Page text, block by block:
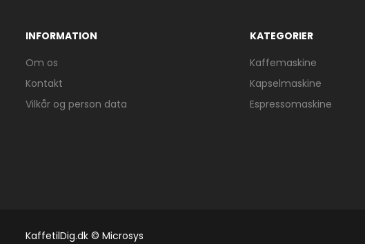
INFORMATION
Om os
Kontakt
Vilkår og person data
KATEGORIER
Kaffemaskine
Kapselmaskine
Espressomaskine
KaffetilDig.dk © Microsys